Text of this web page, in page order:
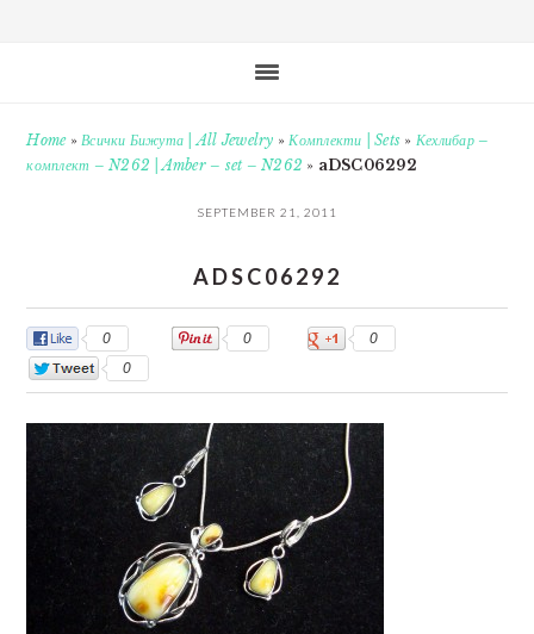
Home»Всички Бижута | All Jewelry »Комплекти | Sets » Кехлибар –
комплект – N262 | Amber – set – N262 » aDSC06292
SEPTEMBER 21, 2011
ADSC06292
0 0
0
0